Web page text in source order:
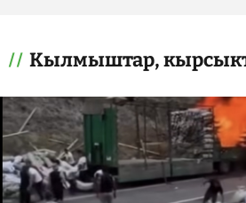
Кылмыштар,